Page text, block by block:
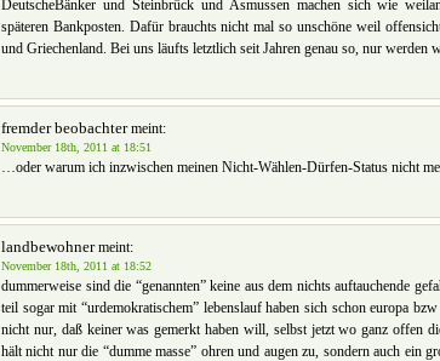
DeutscheBänker und Steinbrück und Asmussen machen sich wie
späteren Bankposten. Dafür brauchts nicht mal so unschöne weil
und Griechenland. Bei uns läufts letztlich seit Jahren genau so, nur werden
fremder beobachtermeint:
November 18th, 2011 at 18:51
…oder warum ich inzwischen meinen Nicht-Wählen-Dürfen-Status nicht
landbewohnermeint:
November 18th, 2011 at 18:52
dummerweise sind die “genannten” keine aus dem nichts auftauchende
teil sogar mit “urdemokratischem” lebenslauf haben sich schon europa
nicht nur, daß keiner was gemerkt haben will, selbst jetzt wo ganz offen
hält nicht nur die “dumme masse” ohren und augen zu, sondern auch ein